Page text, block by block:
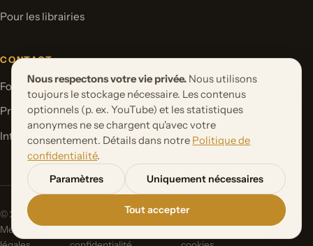
Pour les librairies
CONTACT
Formulaire de contact
Proposer un projet de livre
International Rights
© 2026 Orbita Media GmbH. Tous droits réservés.
Mentions
Politique de
Paramètres des
Nous respectons votre vie privée. Nous utilisons
toujours le stockage nécessaire. Les contenus
optionnels (p. ex. YouTube) et les statistiques
anonymes ne se chargent qu'avec votre
consentement. Détails dans notre Politique de
confidentialité.
Paramètres
Uniquement nécessaires
Tout accepter